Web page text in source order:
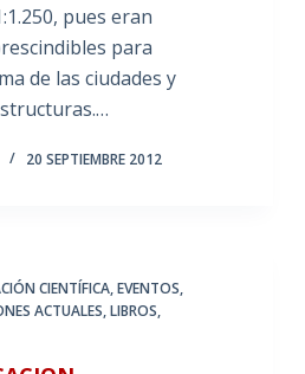
pues eran
para
de las ciudades y
20 SEPTIEMBRE 2012
CIENTÍFICA,EVENTOS,
ACTUALES,LIBROS,